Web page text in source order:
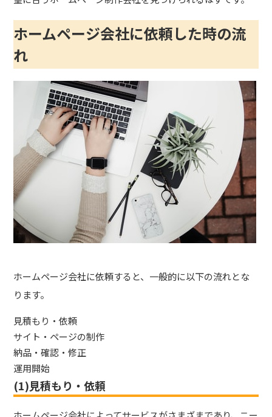
ホームページ会社に依頼した時の流
れ
ホームページ会社に依頼すると、一般的に以下の流れとな
ります。
見積もり・依頼
サイト・ページの制作
納品・確認・修正
運用開始
(1)見積もり・依頼